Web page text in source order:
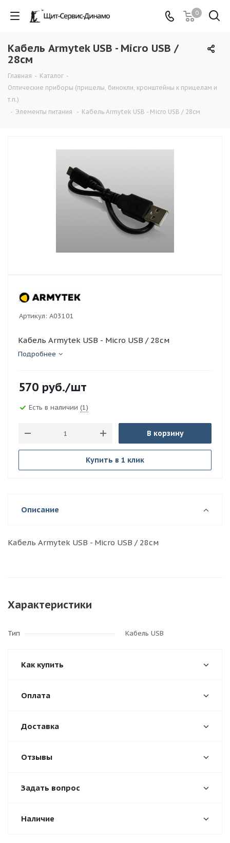
0
Кабель Armytek USB - Micro USB /
28см
Главная - Каталог -
Оптические приборы (прицелы, бинокли, кронштейны к прицелам и
т.п.)
- Элементы питания - Кабель Armytek USB - Micro USB / 28см
Артикул: A03101
Кабель Armytek USB - Micro USB / 28см
Подробнее
570 руб./шт
Есть в наличии (1)
В корзину
Купить в 1 клик
Описание
Кабель Armytek USB - Micro USB / 28см
Характеристики
Тип Кабель USB
Как купить
Оплата
Доставка
Отзывы
Задать вопрос
Наличие